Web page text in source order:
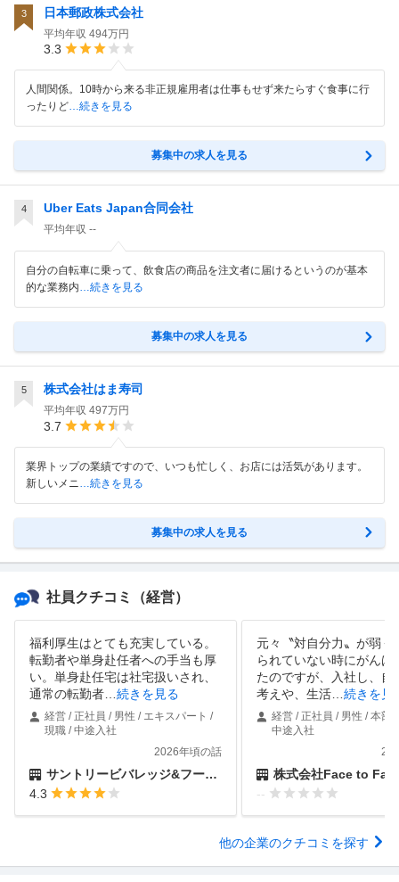
3 日本郵政株式会社
平均年収 494万円
3.3
人間関係。10時から来る非正規雇用者は仕事もせず来たらすぐ食事に行
ったりど…続きを見る
募集中の求人を見る
4 Uber Eats Japan合同会社
平均年収 --
自分の自転車に乗って、飲食店の商品を注文者に届けるというのが基本
的な業務内…続きを見る
募集中の求人を見る
5 株式会社はま寿司
平均年収 497万円
3.7
業界トップの業績ですので、いつも忙しく、お店には活気があります。
新しいメニ
…続きを見る
募集中の求人を見る
社員クチコミ （経営）
福利厚生はとても充実している。
転勤者や単身赴任者への手当も厚
い。単身赴任宅は社宅扱いされ、
通常の転勤者
続きを見る
経営 / 正社員 / 男性 / エキスパート /
現職 / 中途入社
2026年頃の話
サントリービバレッジ&フード株式会社
4.3
元々〝対自分力〟が弱く
られていない時にがんば
たのですが、入社し、自
考えや、生活
続きを見
経営 / 正社員 / 男性 / 本部
中途入社
株式会社Face to
--
他の企業のクチコミを探す